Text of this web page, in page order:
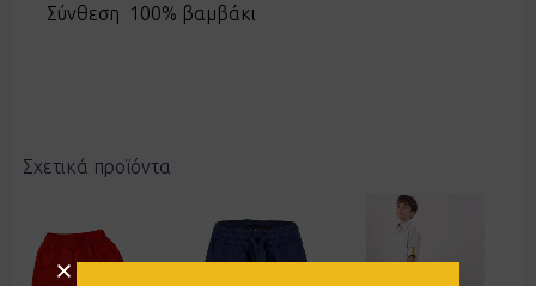
Σύνθεση 100% βαμβάκι
Σχετικά προϊόντα